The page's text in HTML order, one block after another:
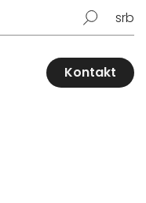
srb
Kontakt